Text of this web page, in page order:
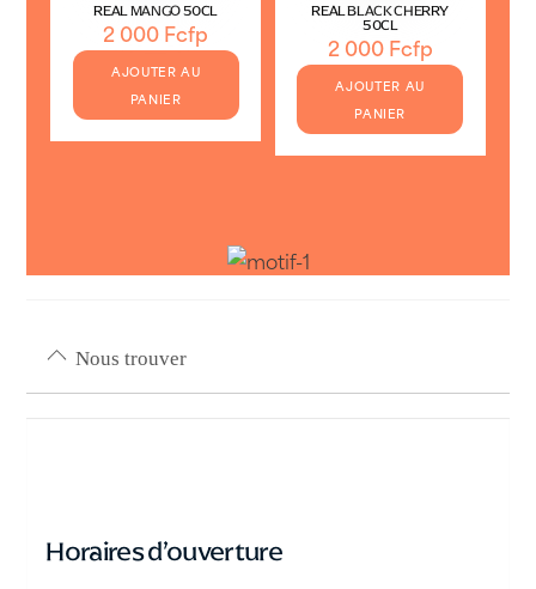
REAL MANGO 50CL
2 000Fcfp
AJOUTER AU
PANIER
REAL BLACK CHERRY
50CL
2 000Fcfp
AJOUTER AU
PANIER
Nous trouver
Horaires d’ouverture